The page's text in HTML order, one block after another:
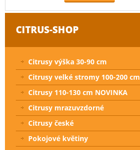
CITRUS-SHOP
Citrusy výška 30-90 cm
Citrusy velké stromy 100-200 cm
Citrusy 110-130 cm NOVINKA
Citrusy mrazuvzdorné
Citrusy české
Pokojové květiny